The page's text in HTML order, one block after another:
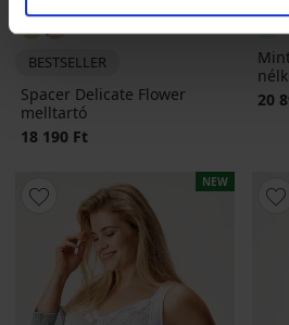
BESTSELLER
Spacer Delicate Flower
melltartó
18 190 Ft
20
NEW